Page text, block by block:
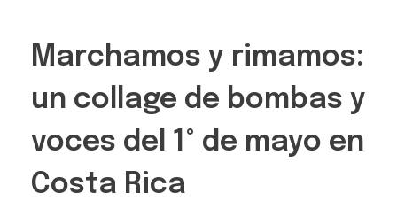
Marchamos y rimamos:
un collage de bombas y
voces del 1° de mayo en
Costa Rica